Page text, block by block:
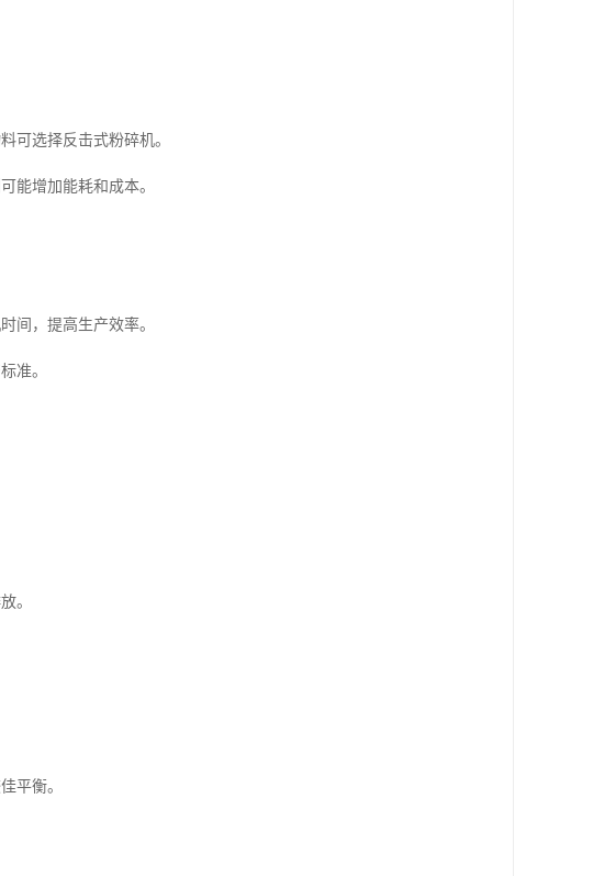
可选择反击式粉碎机。
能增加能耗和成本。
间，提高生产效率。
准。
。
平衡。